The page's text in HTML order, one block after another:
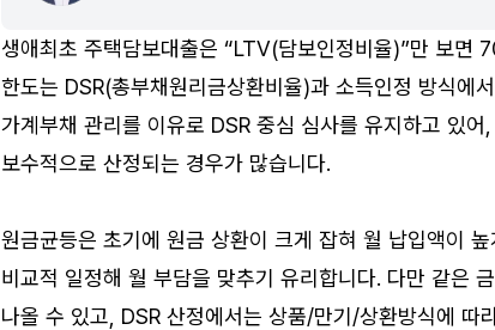
생애최초 주택담보대출은 “LTV(담보인정비율)”만 보면
한도는 DSR(총부채원리금상환비율)과 소득인정 방식에
가계부채 관리를 이유로 DSR 중심 심사를 유지하고 있
보수적으로 산정되는 경우가 많습니다.
원금균등은 초기에 원금 상환이 크게 잡혀 월 납입액이
비교적 일정해 월 부담을 맞추기 유리합니다. 다만 같은
나올 수 있고, DSR 산정에서는 상품/만기/상환방식에 따